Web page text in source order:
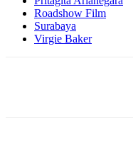
Roadshow Film
Surabaya
Virgie Baker